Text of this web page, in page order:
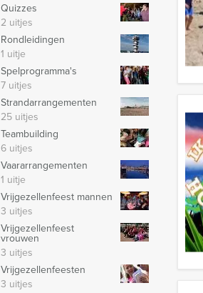
Quizzes
2 uitjes
Rondleidingen
1 uitje
Spelprogramma's
7 uitjes
Strandarrangementen
25 uitjes
Teambuilding
6 uitjes
Vaararrangementen
1 uitje
Vrijgezellenfeest mannen
3 uitjes
Vrijgezellenfeest
vrouwen
3 uitjes
Vrijgezellenfeesten
3 uitjes